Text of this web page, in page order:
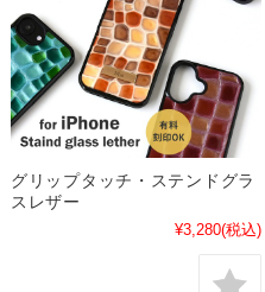
グリップタッチ・ステンドグラ
スレザー
¥3,280(税込)